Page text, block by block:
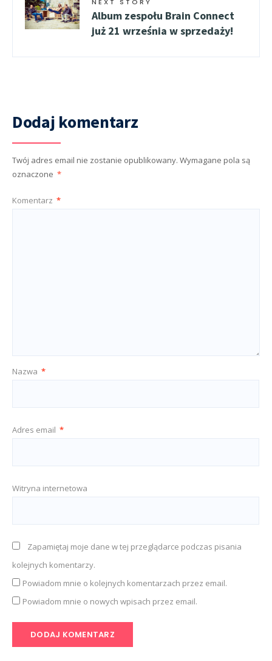
NEXT STORY
Album zespołu Brain Connect
już 21 września w sprzedaży!
Dodaj komentarz
Twój adres email nie zostanie opublikowany. Wymagane pola są
oznaczone *
Komentarz *
Nazwa *
Adres email *
Witryna internetowa
Zapamiętaj moje dane w tej przeglądarce podczas pisania
kolejnych komentarzy.
Powiadom mnie o kolejnych komentarzach przez email.
Powiadom mnie o nowych wpisach przez email.